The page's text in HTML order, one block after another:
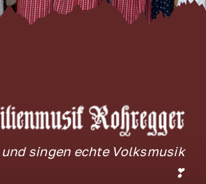
singen echte Volksmusik
❣